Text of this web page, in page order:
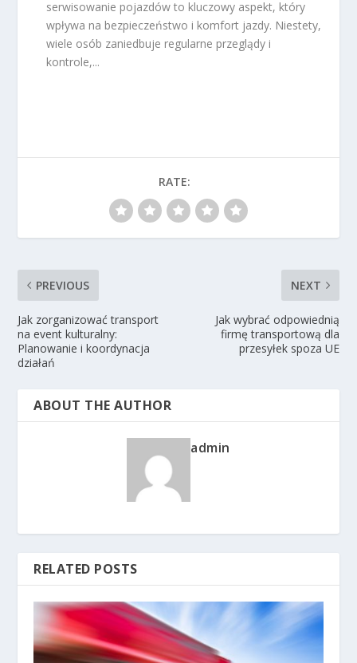
serwisowanie pojazdów to kluczowy aspekt, który
wpływa na bezpieczeństwo i komfort jazdy. Niestety,
wiele osób zaniedbuje regularne przeglądy i
kontrole,...
RATE:
PREVIOUS
Jak zorganizować transport
na event kulturalny:
Planowanie i koordynacja
działań
NEXT
Jak wybrać odpowiednią
firmę transportową dla
przesyłek spoza UE
ABOUT THE AUTHOR
admin
RELATED POSTS